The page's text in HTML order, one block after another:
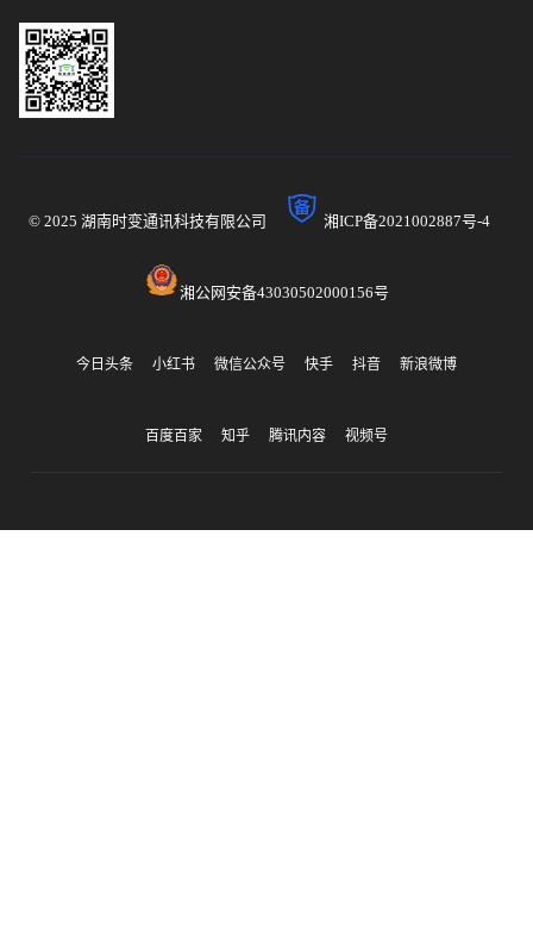
© 2025 湖南时变通讯科技有限公司 湘ICP备2021002887号-4
湘公网安备43030502000156号
今日头条 小红书 微信公众号 快手 抖音 新浪微博
百度百家 知乎 腾讯内容 视频号